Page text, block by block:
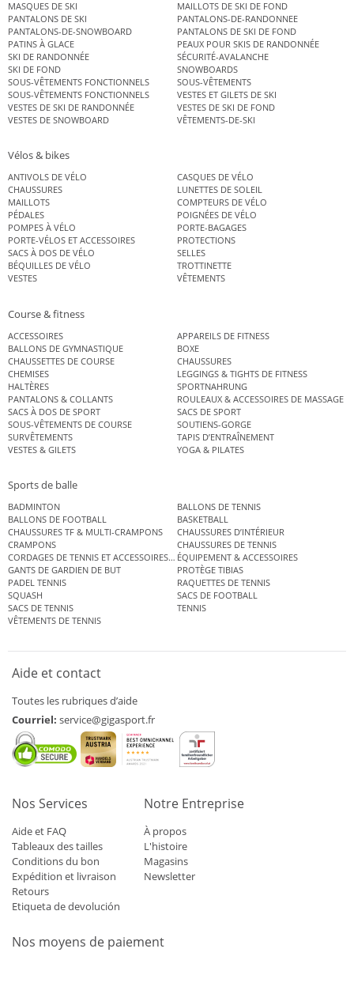
MASQUES DE SKI
MAILLOTS DE SKI DE FOND
PANTALONS DE SKI
PANTALONS-DE-RANDONNEE
PANTALONS-DE-SNOWBOARD
PANTALONS DE SKI DE FOND
PATINS À GLACE
PEAUX POUR SKIS DE RANDONNÉE
SKI DE RANDONNÉE
SÉCURITÉ-AVALANCHE
SKI DE FOND
SNOWBOARDS
SOUS-VÊTEMENTS FONCTIONNELS
SOUS-VÊTEMENTS
SOUS-VÊTEMENTS FONCTIONNELS
VESTES ET GILETS DE SKI
VESTES DE SKI DE RANDONNÉE
VESTES DE SKI DE FOND
VESTES DE SNOWBOARD
VÊTEMENTS-DE-SKI
Vélos & bikes
ANTIVOLS DE VÉLO
CASQUES DE VÉLO
CHAUSSURES
LUNETTES DE SOLEIL
MAILLOTS
COMPTEURS DE VÉLO
PÉDALES
POIGNÉES DE VÉLO
POMPES À VÉLO
PORTE-BAGAGES
PORTE-VÉLOS ET ACCESSOIRES
PROTECTIONS
SACS À DOS DE VÉLO
SELLES
BÉQUILLES DE VÉLO
TROTTINETTE
VESTES
VÊTEMENTS
Course & fitness
ACCESSOIRES
APPAREILS DE FITNESS
BALLONS DE GYMNASTIQUE
BOXE
CHAUSSETTES DE COURSE
CHAUSSURES
CHEMISES
LEGGINGS & TIGHTS DE FITNESS
HALTÈRES
SPORTNAHRUNG
PANTALONS & COLLANTS
ROULEAUX & ACCESSOIRES DE MASSAGE
SACS À DOS DE SPORT
SACS DE SPORT
SOUS-VÊTEMENTS DE COURSE
SOUTIENS-GORGE
SURVÊTEMENTS
TAPIS D’ENTRAÎNEMENT
VESTES & GILETS
YOGA & PILATES
Sports de balle
BADMINTON
BALLONS DE TENNIS
BALLONS DE FOOTBALL
BASKETBALL
CHAUSSURES TF & MULTI-CRAMPONS
CHAUSSURES D’INTÉRIEUR
CRAMPONS
CHAUSSURES DE TENNIS
CORDAGES DE TENNIS ET ACCESSOIRES DE TENNISÉQUIPEMENT & ACCESSOIRES
GANTS DE GARDIEN DE BUT
PROTÈGE TIBIAS
PADEL TENNIS
RAQUETTES DE TENNIS
SQUASH
SACS DE FOOTBALL
SACS DE TENNIS
TENNIS
VÊTEMENTS DE TENNIS
Aide et contact
Toutes les rubriques d’aide
Courriel: service@gigasport.fr
Nos Services
Aide et FAQ
Tableaux des tailles
Conditions du bon
Expédition et livraison
Retours
Etiqueta de devolución
Notre Entreprise
À propos
L'histoire
Magasins
Newsletter
Nos moyens de paiement